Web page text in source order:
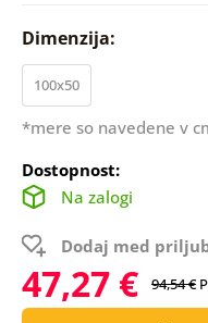
Dimenzija:
100x50
*mere so navedene v
Dostopnost:
Na zalogi
Dodaj med
47,27 € 94,54 €